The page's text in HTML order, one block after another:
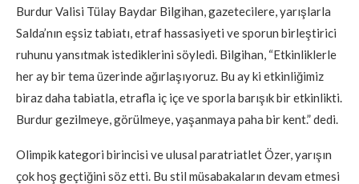
Burdur Valisi Tülay Baydar Bilgihan, gazetecilere, yarışlarla
Salda’nın eşsiz tabiatı, etraf hassasiyeti ve sporun birleştirici
ruhunu yansıtmak istediklerini söyledi. Bilgihan, “Etkinliklerle
her ay bir tema üzerinde ağırlaşıyoruz. Bu ay ki etkinliğimiz
biraz daha tabiatla, etrafla iç içe ve sporla barışık bir etkinlikti.
Burdur gezilmeye, görülmeye, yaşanmaya paha bir kent.” dedi.
Olimpik kategori birincisi ve ulusal paratriatlet Özer, yarışın
çok hoş geçtiğini söz etti. Bu stil müsabakaların devam etmesi